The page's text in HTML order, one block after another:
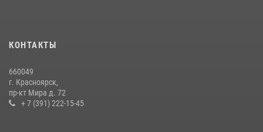
Красноярскому краю.
10 июля 2026, 06:21
КОНТАКТЫ
660049
г. Красноярск,
пр-кт Мира д. 72
+ 7 (391) 222-15-45